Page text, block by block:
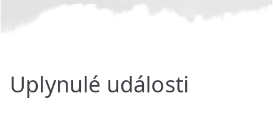
Uplynulé události